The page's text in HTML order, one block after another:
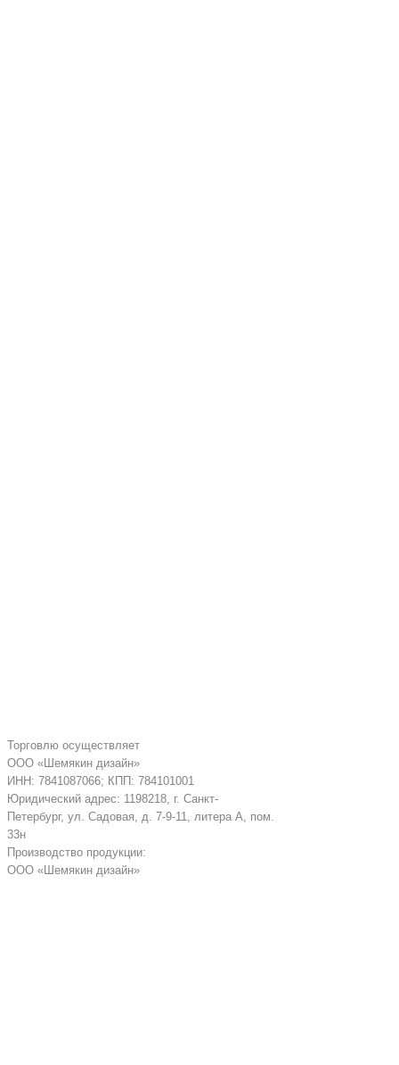
Торговлю осуществляет
ООО «Шемякин дизайн»
ИНН: 7841087066; КПП: 784101001
Юридический адрес: 1198218, г. Санкт-
Петербург, ул. Садовая, д. 7-9-11, литера А, пом.
33н
Производство продукции:
ООО «Шемякин дизайн»